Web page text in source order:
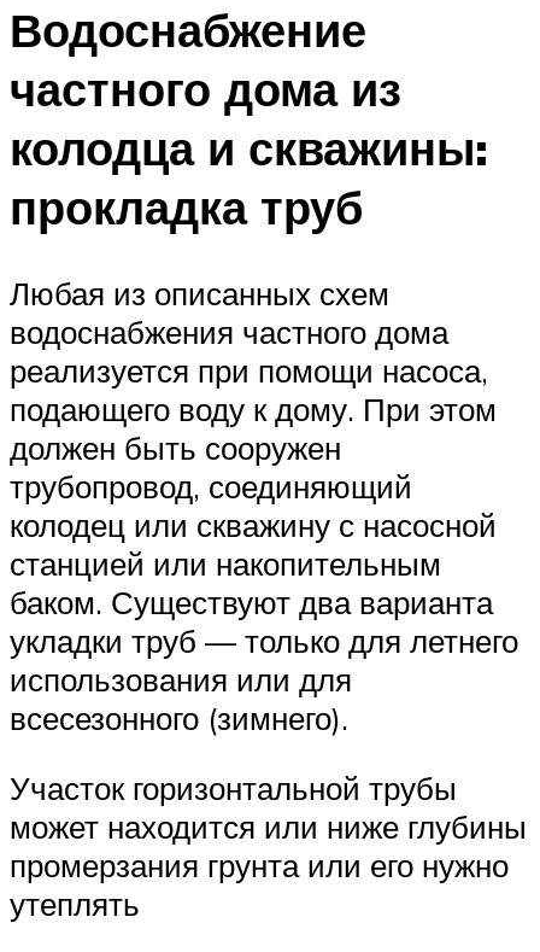
Водоснабжение
частного дома из
колодца и скважины:
прокладка труб
Любая из описанных схем
водоснабжения частного дома
реализуется при помощи насоса,
подающего воду к дому. При этом
должен быть сооружен
трубопровод, соединяющий
колодец или скважину с насосной
станцией или накопительным
баком. Существуют два варианта
укладки труб — только для летнего
использования или для
всесезонного (зимнего).
Участок горизонтальной трубы
может находится или ниже глубины
промерзания грунта или его нужно
утеплять